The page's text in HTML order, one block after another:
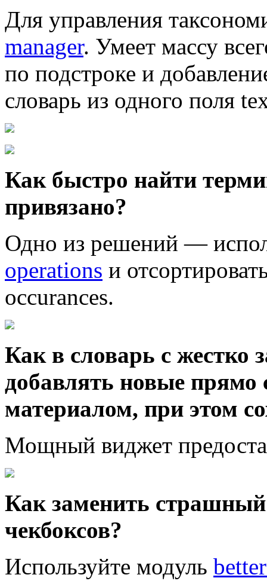
Для управления
manager. Умеет массу
по подстроке и
словарь из одного поля
Как быстро найти
привязано?
Одно из решений —
operations и
occurances.
Как в словарь с
добавлять новые прямо
материалом, при этом
Мощный виджет
Как заменить
чекбоксов?
Используйте модуль